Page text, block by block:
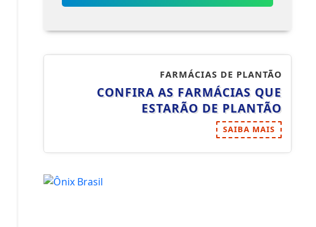
FARMÁCIAS DE PLANTÃO
CONFIRA AS FARMÁCIAS QUE
ESTARÃO DE PLANTÃO
SAIBA MAIS